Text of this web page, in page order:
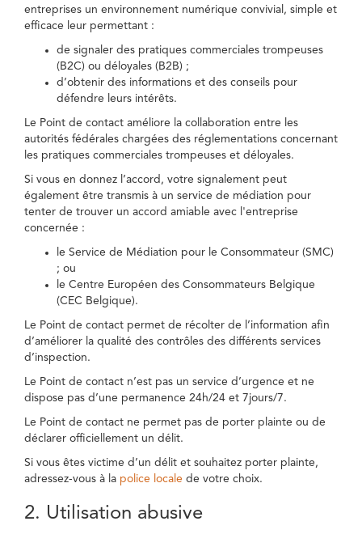
entreprises un environnement numérique convivial, simple et
efficace leur permettant :
de signaler des pratiques commerciales trompeuses
(B2C) ou déloyales (B2B) ;
d’obtenir des informations et des conseils pour
défendre leurs intérêts.
Le Point de contact améliore la collaboration entre les
autorités fédérales chargées des réglementations concernant
les pratiques commerciales trompeuses et déloyales.
Si vous en donnez l’accord, votre signalement peut
également être transmis à un service de médiation pour
tenter de trouver un accord amiable avec l'entreprise
concernée :
le Service de Médiation pour le Consommateur (SMC)
; ou
le Centre Européen des Consommateurs Belgique
(CEC Belgique).
Le Point de contact permet de récolter de l’information afin
d’améliorer la qualité des contrôles des différents services
d’inspection.
Le Point de contact n’est pas un service d’urgence et ne
dispose pas d’une permanence 24h/24 et 7jours/7.
Le Point de contact ne permet pas de porter plainte ou de
déclarer officiellement un délit.
Si vous êtes victime d’un délit et souhaitez porter plainte,
adressez-vous à la police locale de votre choix.
2. Utilisation abusive